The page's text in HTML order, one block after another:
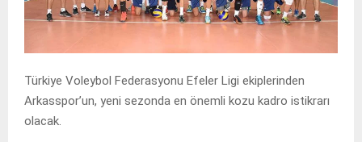
Türkiye Voleybol Federasyonu Efeler Ligi ekiplerinden
Arkasspor’un, yeni sezonda en önemli kozu kadro istikrarı
olacak.